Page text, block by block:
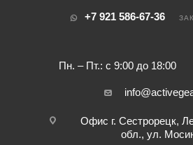
+7 921 586-67-36
Пн. – Пт.: с 9:00 до 18:00
Офис г. Сестрорецк,
обл., ул.